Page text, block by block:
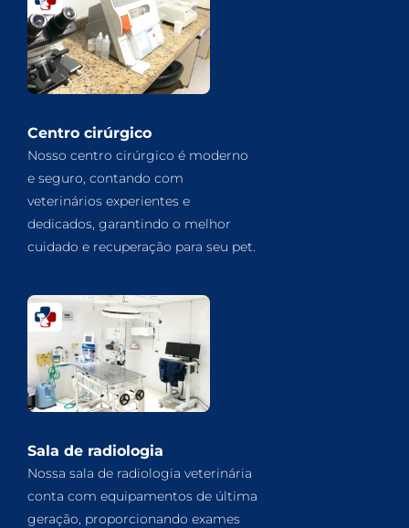
Centro cirúrgico
Nosso centro cirúrgico é moderno
e seguro, contando com
veterinários experientes e
dedicados, garantindo o melhor
cuidado e recuperação para seu pet.
Sala de radiologia
Nossa sala de radiologia veterinária
conta com equipamentos de última
geração, proporcionando exames